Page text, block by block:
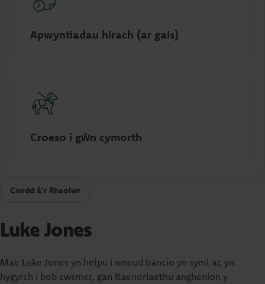
Apwyntiadau hirach (ar gais)
Croeso i gŵn cymorth
Cwrdd â'r Rheolwr
Luke Jones
Mae Luke Jones yn helpu i wneud bancio yn syml ac yn
hygyrch i bob cwsmer, gan flaenoriaethu anghenion y